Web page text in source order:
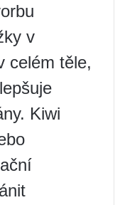
v
celém těle,
Kiwi